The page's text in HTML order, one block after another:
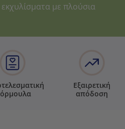
με πλούσια
Εξαιρετική
απόδοση